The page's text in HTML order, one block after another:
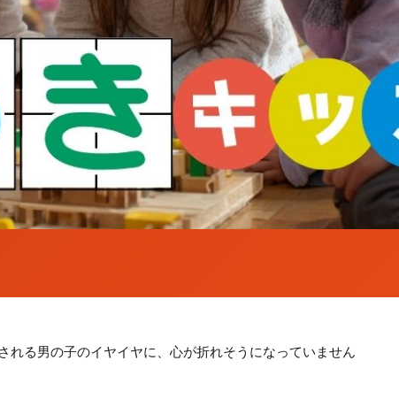
る男の子のイヤイヤに、心が折れそうになっていません